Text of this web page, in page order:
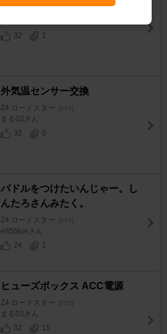
32
1
外気温センサー交換
Z4 ロードスター [E85]
まる03さん
32
0
パドルをつけたいんじゃー。し
んたろさんみたく。
Z4 ロードスター [E85]
e85blueさん
24
1
ヒューズボックス ACC電源
Z4 ロードスター [E85]
まる03さん
32
15